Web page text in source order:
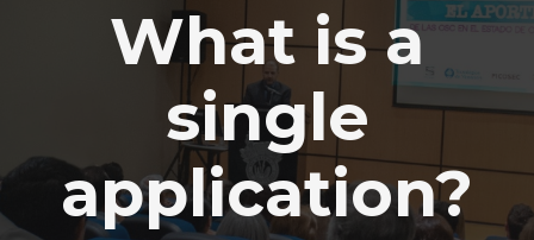
What is a
single
application?